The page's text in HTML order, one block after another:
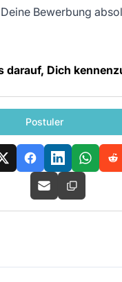
Bewerbung
darauf, Dich
Postuler